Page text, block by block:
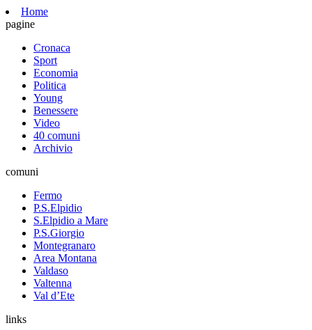
Home
pagine
Cronaca
Sport
Economia
Politica
Young
Benessere
Video
40 comuni
Archivio
comuni
Fermo
P.S.Elpidio
S.Elpidio a Mare
P.S.Giorgio
Montegranaro
Area Montana
Valdaso
Valtenna
Val d’Ete
links